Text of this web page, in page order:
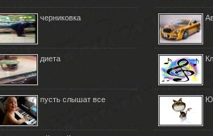
черниковка
диета
пусть слышат все